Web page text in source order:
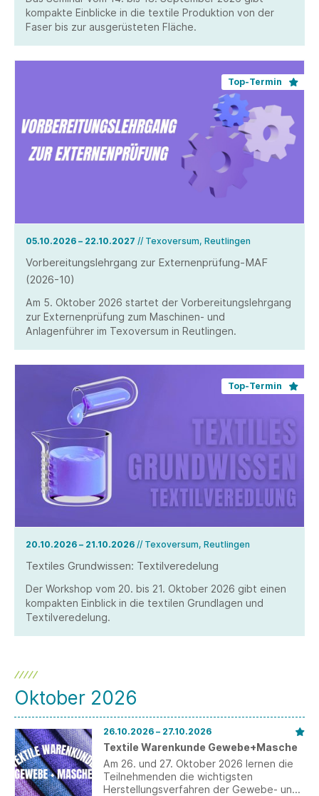
kompakte Einblicke in die textile Produktion von der
Faser bis zur ausgerüsteten Fläche.
05.10.2026 – 22.10.2027 // Texoversum, Reutlingen
Top-Termin
Vorbereitungslehrgang zur Externenprüfung-MAF
(2026-10)
Am 5. Oktober 2026 startet der Vorbereitungslehrgang
zur Externenprüfung zum Maschinen- und
Anlagenführer im Texoversum in Reutlingen.
20.10.2026 – 21.10.2026 // Texoversum, Reutlingen
Top-Termin
Textiles Grundwissen: Textilveredelung
Der Workshop vom 20. bis 21. Oktober 2026 gibt einen
kompakten Einblick in die textilen Grundlagen und
Textilveredelung.
Oktober 2026
26.10.2026 – 27.10.2026
Textile Warenkunde Gewebe+Masche
Am 26. und 27. Oktober 2026 lernen die
Teilnehmenden die wichtigsten
Herstellungsverfahren der Gewebe- und